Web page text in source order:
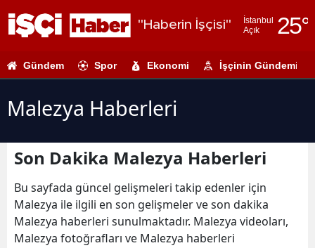
"Haberin İşçisi"
İstanbul
Açık
25°
Adıyaman
Amasya
Ankara
Antalya
Gündem Spor Ekonomi İşçinin Gündemi
Malezya Haberleri
Son Dakika Malezya Haberleri
Bu sayfada güncel gelişmeleri takip edenler için
Malezya ile ilgili en son gelişmeler ve son dakika
Malezya haberleri sunulmaktadır. Malezya videoları,
Malezya fotoğrafları ve Malezya haberleri